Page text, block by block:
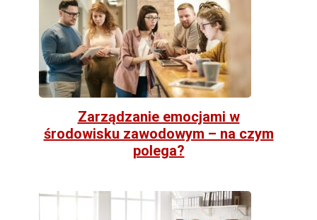
Zarządzanie emocjami w
środowisku zawodowym – na czym
polega?